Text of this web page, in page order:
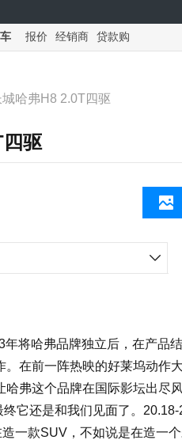
报价 经销商 贷款购
哈弗H8 2.0T四驱
驱
将哈弗品牌独立后，在产品
在前一阵热映的好莱坞动作
弗这个品牌在国际影坛出尽
它还是和我们见面了。
一款SUV，不如说是在造一个